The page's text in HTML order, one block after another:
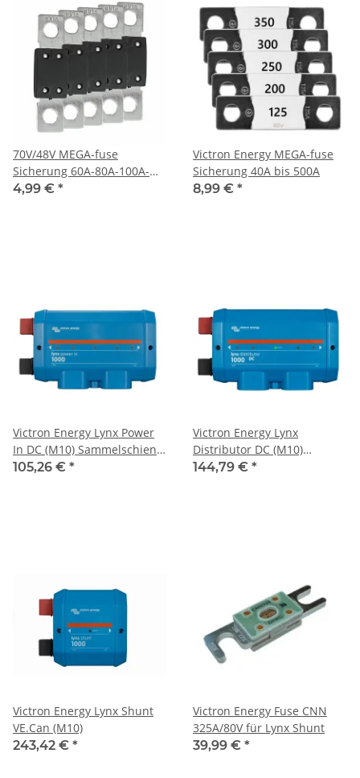
70V/48V MEGA-fuse
Sicherung 60A-80A-100A-
125A-200A-250A-300A
4,99 € *
Victron Energy MEGA-fuse
Sicherung 40A bis 500A
8,99 € *
Victron Energy Lynx Power
In DC (M10) Sammelschiene
Modular
105,26 € *
Victron Energy Lynx
Distributor DC (M10)
Sammelschiene Modular für
144,79 € *
Victron Energy Lynx Shunt
VE.Can (M10)
243,42 € *
Victron Energy Fuse CNN
325A/80V für Lynx Shunt
39,99 € *